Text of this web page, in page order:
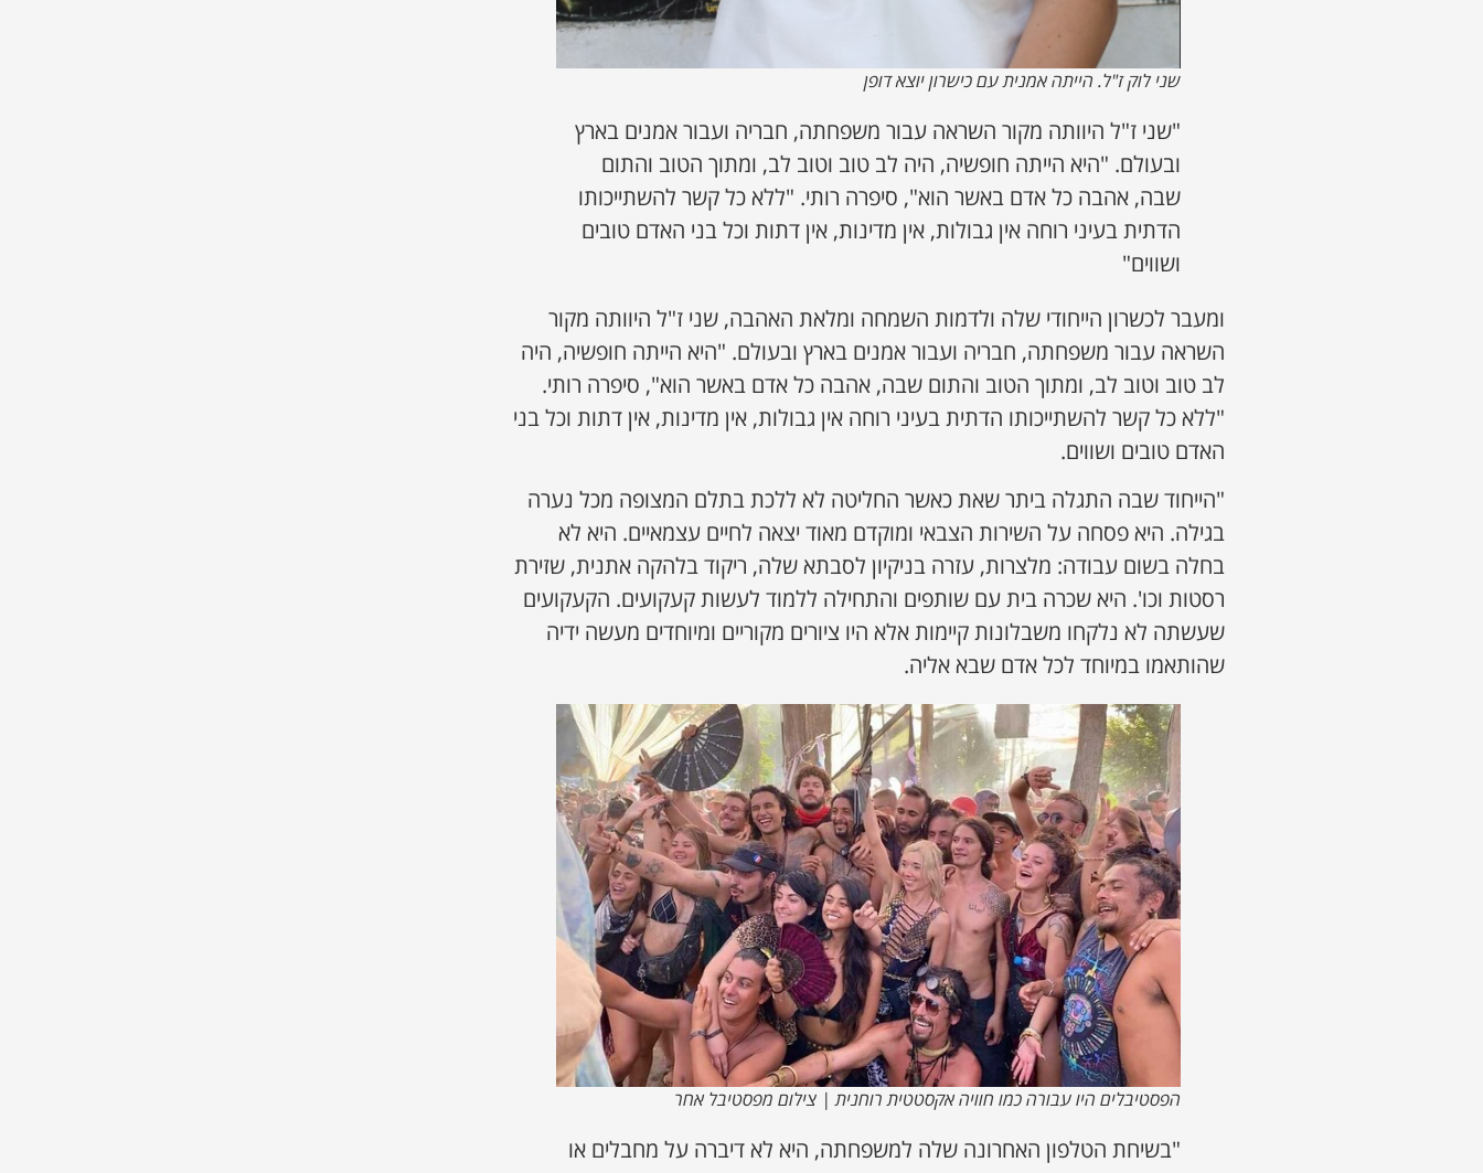
שני לוק ז"ל. הייתה אמנית עם כישרון יוצא דופן
"שני ז"ל היוותה מקור השראה עבור משפחתה, חבריה ועבור אמנים בארץ
ובעולם. "היא הייתה חופשיה, היה לב טוב וטוב לב, ומתוך הטוב והתום
שבה, אהבה כל אדם באשר הוא", סיפרה רותי. "ללא כל קשר להשתייכותו
הדתית בעיני רוחה אין גבולות, אין מדינות, אין דתות וכל בני האדם טובים
ושווים"
ומעבר לכשרון הייחודי שלה ולדמות השמחה ומלאת האהבה, שני ז"ל היוותה מקור
השראה עבור משפחתה, חבריה ועבור אמנים בארץ ובעולם. "היא הייתה חופשיה, היה
לב טוב וטוב לב, ומתוך הטוב והתום שבה, אהבה כל אדם באשר הוא", סיפרה רותי.
"ללא כל קשר להשתייכותו הדתיתבעיני רוחה אין גבולות, אין מדינות, אין דתות וכל בני
האדם טובים ושווים.
"הייחוד שבה התגלה ביתר שאת כאשר החליטה לא ללכת בתלם המצופה מכל נערה
בגילה. היא פסחה על השירות הצבאי ומוקדם מאוד יצאה לחיים עצמאיים. היא לא
בחלה בשום עבודה: מלצרות, עזרה בניקיון לסבתא שלה, ריקוד בלהקה אתנית, שזירת
רסטות וכו'. היא שכרה בית עם שותפים והתחילה ללמוד לעשות קעקועים. הקעקועים
שעשתה לא נלקחו משבלונות קיימות אלא היו ציורים מקוריים ומיוחדים מעשה ידיה
שהותאמו במיוחד לכל אדם שבא אליה.
הפסטיבלים היו עבורה כמו חוויה אקסטטית רוחנית | צילום מפסטיבל אחר
"בשיחת הטלפון האחרונה שלה למשפחתה, היא לא דיברה על מחבלים או